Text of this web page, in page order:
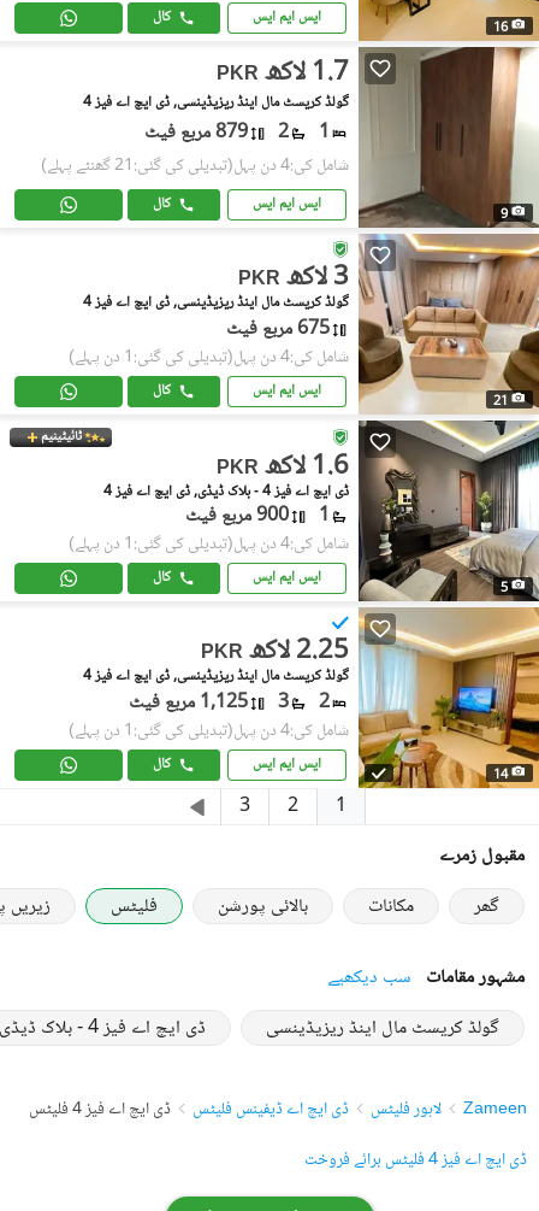
16 ایس ایم ایس کال
9
PKR 1.7 لاکھ
گولڈ کریسٹ مال اینڈ ریزیڈینسی, ڈی ایچ اے فیز 4
1
2 879 مربع فیٹ
شامل کی:4 دن پہل (تبدیلی کی گئی:21 گھنٹے پہلے)
ایس ایم ایس کال
21
PKR 3 لاکھ
گولڈ کریسٹ مال اینڈ ریزیڈینسی, ڈی ایچ اے فیز 4
675 مربع فیٹ
شامل کی:4 دن پہل (تبدیلی کی گئی:1 دن پہلے)
ایس ایم ایس کال
5
ٹائیٹینیم
PKR 1.6 لاکھ
ڈی ایچ اے فیز 4 - بلاک ڈیڈی, ڈی ایچ اے فیز 4
1 900 مربع فیٹ
شامل کی:4 دن پہل (تبدیلی کی گئی:1 دن پہلے)
ایس ایم ایس کال
14
PKR 2.25 لاکھ
گولڈ کریسٹ مال اینڈ ریزیڈینسی, ڈی ایچ اے فیز 4
2
3 1,125 مربع فیٹ
شامل کی:4 دن پہل (تبدیلی کی گئی:1 دن پہلے)
ایس ایم ایس کال
1
2
3
مقبول زمرے
گھر
مکانات بالائی پورشن فلیٹس
مشہور مقامات سب دیکھیے
گولڈ کریسٹ مال اینڈ ریزیڈینسی
ڈی ایچ اے فیز 4 - بلاک ڈیڈی
Zameen لاہور فلیٹس ڈی ایچ اے ڈیفینس فلیٹس
ڈی ایچ اے فیز 4 فلیٹس
ڈی ایچ اے فیز 4 فلیٹس برائے فروخت